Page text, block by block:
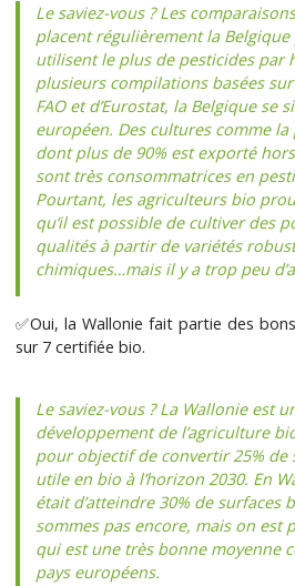
Le saviez-vous ? Les
placent régulièrement la
utilisent le plus de pesticides par
plusieurs compilations basées
FAO et d’Eurostat, la Belgique se
européen. Des cultures comme
dont plus de 90% est exporté
sont très consommatrices en
Pourtant, les agriculteurs bio
qu’il est possible de cultiver des
qualités à partir de variétés
chimiques…mais il y a trop peu
✅Oui, la Wallonie fait partie des
sur 7 certifiée bio.
Le saviez-vous ? La Wallonie est
développement de l’agriculture
pour objectif de convertir 25% de
utile en bio à l’horizon 2030. En
était d’atteindre 30% de surfaces
sommes pas encore, mais on est
qui est une très bonne moyenne
pays européens.